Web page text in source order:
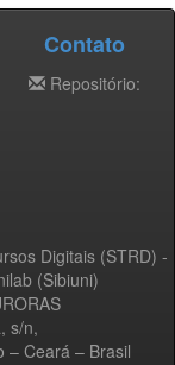
Digitais (STRD) -
(Sibiuni)
s/n,
– Ceará – Brasil
Contato
Repositório: